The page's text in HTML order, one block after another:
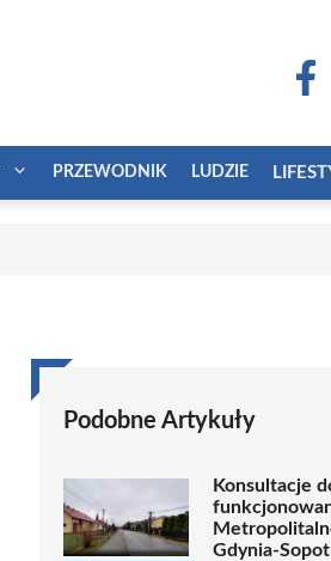
PRZEWODNIK LUDZIE
Podobne Artykuły
Konsultacje
Gdynia-Sopot